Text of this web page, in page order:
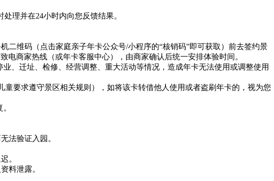
理并在24小时内向您反馈结果。
二维码（点击家庭亲子年卡公众号/小程序的“核销码”即可获取）前去签约景
商家热线（或年卡客服中心），由商家确认后统一安排体验时间。
、迁址、检修、经营调整、重大活动等情况，造成年卡无法使用或调整使用
要求遵守景区相关规则），如将该卡转借他人使用或者盗刷年卡的，视为您
法验证入园。
。
料泄露。